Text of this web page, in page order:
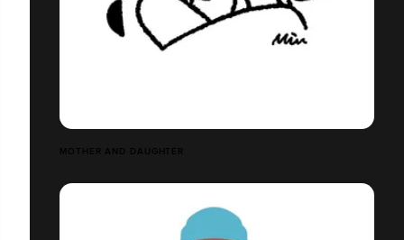
MOTHER AND DAUGHTER